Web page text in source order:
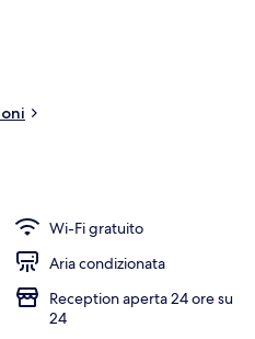
Wi-Fi gratuito
Aria condizionata
Reception aperta 24 ore su
24